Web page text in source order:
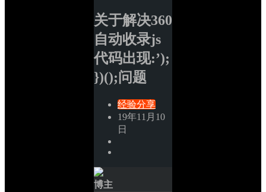
关于解决360
自动收录js
代码出现:’);
})();问题
经验分享
19年11月10
日
博主